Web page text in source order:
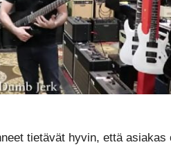
tietävät hyvin, että